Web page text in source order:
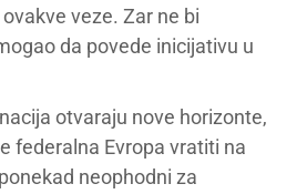
veze. Zar ne bi
da povede inicijativu u
otvaraju nove horizonte,
federalna Evropa vratiti na
neophodni za